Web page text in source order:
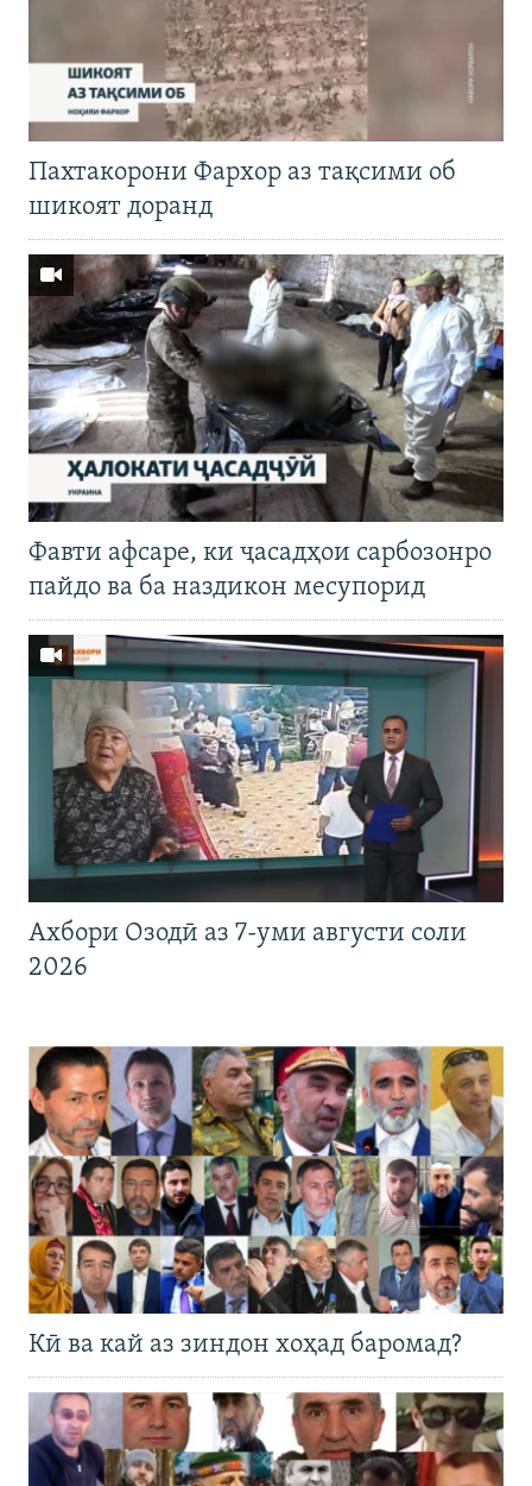
Пахтакорони Фархор аз тақсими об
шикоят доранд
Фавти афсаре, ки ҷасадҳои сарбозонро
пайдо ва ба наздикон месупорид
Ахбори Озодӣ аз 7-уми августи соли
2026
Кӣ ва кай аз зиндон хоҳад баромад?